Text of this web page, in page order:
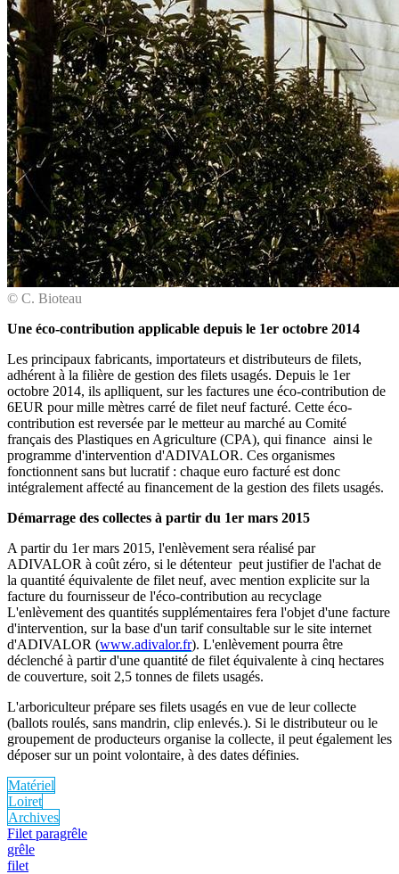
© C. Bioteau
Une éco-contribution applicable depuis le 1er octobre 2014
Les principaux fabricants, importateurs et distributeurs de filets,
adhérent à la filière de gestion des filets usagés. Depuis le 1er
octobre 2014, ils aplliquent, sur les factures une éco-contribution de
6EUR pour mille mètres carré de filet neuf facturé. Cette éco-
contribution est reversée par le metteur au marché au Comité
français des Plastiques en Agriculture (CPA), qui finance ainsi le
programme d'intervention d'ADIVALOR. Ces organismes
fonctionnent sans but lucratif : chaque euro facturé est donc
intégralement affecté au financement de la gestion des filets usagés.
Démarrage des collectes à partir du 1er mars 2015
A partir du 1er mars 2015, l'enlèvement sera réalisé par
ADIVALOR à coût zéro, si le détenteur peut justifier de l'achat de
la quantité équivalente de filet neuf, avec mention explicite sur la
facture du fournisseur de l'éco-contribution au recyclage
L'enlèvement des quantités supplémentaires fera l'objet d'une facture
d'intervention, sur la base d'un tarif consultable sur le site internet
d'ADIVALOR (www.adivalor.fr). L'enlèvement pourra être
déclenché à partir d'une quantité de filet équivalente à cinq hectares
de couverture, soit 2,5 tonnes de filets usagés.
L'arboriculteur prépare ses filets usagés en vue de leur collecte
(ballots roulés, sans mandrin, clip enlevés.). Si le distributeur ou le
groupement de producteurs organise la collecte, il peut également les
déposer sur un point volontaire, à des dates définies.
Matériel
Loiret
Archives
Filet paragrêle
grêle
filet